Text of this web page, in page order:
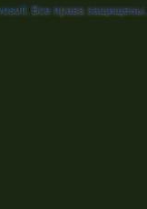
. Все права защищены